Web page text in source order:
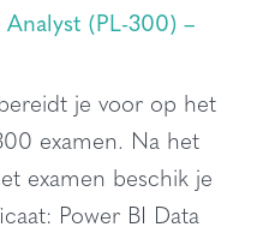
Analyst (PL-300) –
je voor op het
examen. Na het
examen beschik je
Power BI Data